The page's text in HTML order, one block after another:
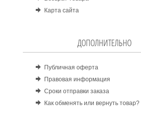
Карта сайта
ДОПОЛНИТЕЛЬНО
Публичная оферта
Правовая информация
Сроки отправки заказа
Как обменять или вернуть товар?